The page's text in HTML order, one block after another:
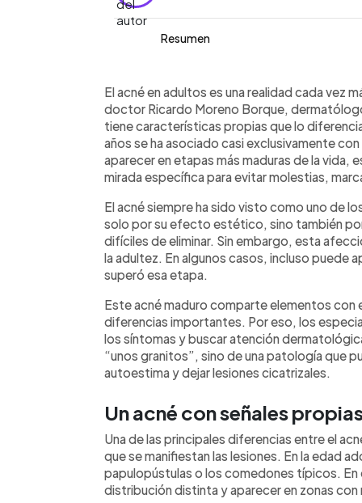
Resumen
Escuchar artículo
El acné en adultos es cada vez más
puede presentarse entre los 25 y los
explicó a EFE Salud el dermatólogo
acné tiene características propias:
con pápulas inflamatorias, nódulos
puede relacionarse con la
crónicas del sueño. Aunque afecta
el especialista recalca que tiene
dermatología.
El acné en adultos es una realidad cada vez
doctor Ricardo Moreno Borque,
tiene características propias que lo
años se ha asociado casi exclusivamente
aparecer en etapas más maduras de la vida,
mirada específica para evitar molestias,
El acné siempre ha sido visto como uno de
solo por su efecto estético, sino también
difíciles de eliminar. Sin embargo, esta
la adultez. En algunos casos, incluso puede
superó esa etapa.
Este acné maduro comparte elementos con
diferencias importantes. Por eso, los
los síntomas y buscar atención
“unos granitos”, sino de una patología que
autoestima y dejar lesiones cicatrizales.
Un acné con señales
Una de las principales diferencias entre el
que se manifiestan las lesiones. En la edad
papulopústulas o los comedones típicos. En
distribución distinta y aparecer en zonas con